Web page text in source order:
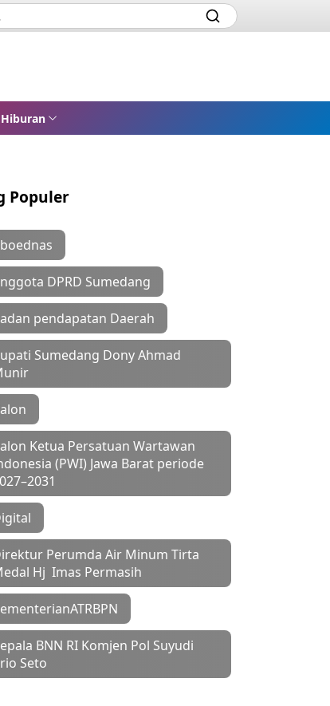
Hiburan
Populer
DPRD Sumedang
pendapatan Daerah
Sumedang Dony Ahmad
Ketua Persatuan Wartawan
(PWI) Jawa Barat periode
Perumda Air Minum Tirta
Hj Imas Permasih
BNN RI Komjen Pol Suyudi
Seto